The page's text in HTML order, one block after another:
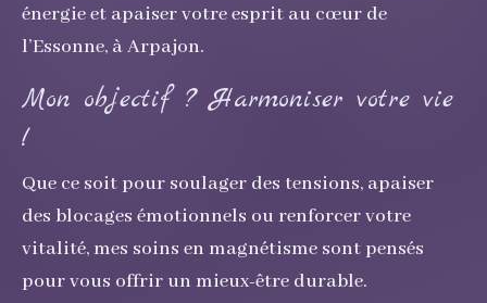
énergie et apaiser votre esprit au cœur de
l’Essonne, à Arpajon.
Mon objectif ? Harmoniser votre vie
!
Que ce soit pour soulager des tensions, apaiser
des blocages émotionnels ou renforcer votre
vitalité, mes soins en magnétisme sont pensés
pour vous offrir un mieux-être durable.